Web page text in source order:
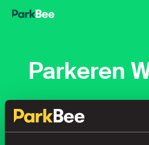
Parkeren
Reserveren